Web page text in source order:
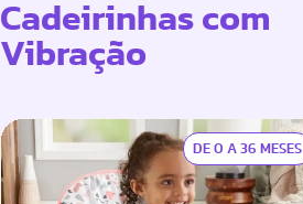
Cadeirinhas com
Vibração
DE 0 A 36 MESES